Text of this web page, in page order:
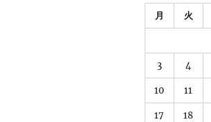
月 火
3 4
10 11
17 18